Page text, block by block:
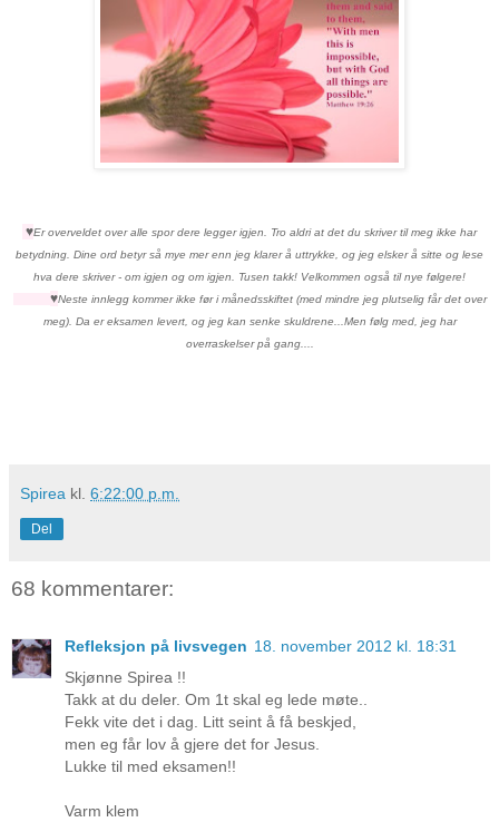
♥Er overveldet over alle spor dere legger igjen. Tro aldri at det du skriver til meg ikke har
betydning. Dine ord betyr så mye mer enn jeg klarer å uttrykke, og jeg elsker å sitte og lese
hva dere skriver - om igjen og om igjen. Tusen takk! Velkommen også til nye følgere!
♥Neste innlegg kommer ikke før i månedsskiftet (med mindre jeg plutselig får det over
meg). Da er eksamen levert, og jeg kan senke skuldrene...Men følg med, jeg har
overraskelser på gang....
Spirea kl. 6:22:00 p.m.
Del
68 kommentarer:
Refleksjon på livsvegen 18. november 2012 kl. 18:31
Skjønne Spirea !!
Takk at du deler. Om 1t skal eg lede møte..
Fekk vite det i dag. Litt seint å få beskjed,
men eg får lov å gjere det for Jesus.
Lukke til med eksamen!!
Varm klem